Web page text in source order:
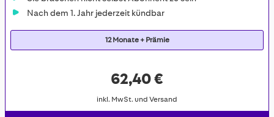
Nach dem 1. Jahr jederzeit kündbar
12 Monate + Prämie
62,40 €
inkl. MwSt. und Versand